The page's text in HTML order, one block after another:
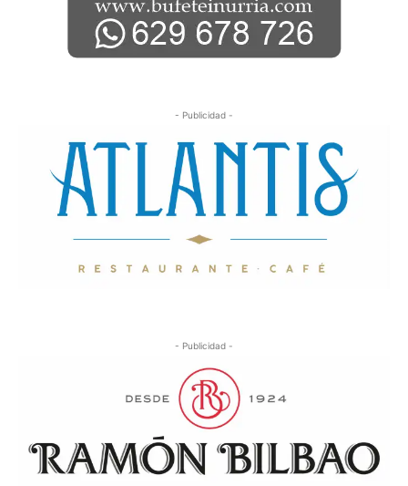
- Publicidad -
- Publicidad -